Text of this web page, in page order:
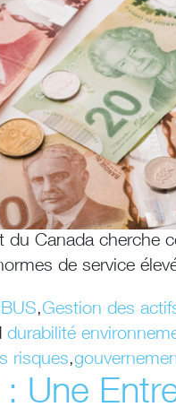
du Canada cherche
de service
,Gestion des
durabilité
risques,
Une